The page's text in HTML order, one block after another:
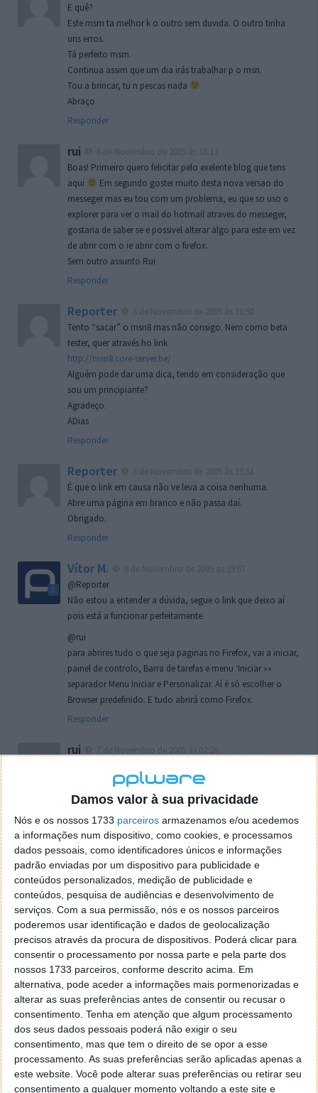
Damos valor à sua privacidade
Nós e os nossos 1733 parceiros armazenamos e/ou acedemos
a informações num dispositivo, como cookies, e processamos
dados pessoais, como identificadores únicos e informações
padrão enviadas por um dispositivo para publicidade e
conteúdos personalizados, medição de publicidade e
conteúdos, pesquisa de audiências e desenvolvimento de
serviços. Com a sua permissão, nós e os nossos parceiros
poderemos usar identificação e dados de geolocalização
precisos através da procura de dispositivos. Poderá clicar para
consentir o processamento por nossa parte e pela parte dos
nossos 1733 parceiros, conforme descrito acima. Em
alternativa, pode aceder a informações mais pormenorizadas e
alterar as suas preferências antes de consentir ou recusar o
consentimento. Tenha em atenção que algum processamento
dos seus dados pessoais poderá não exigir o seu
consentimento, mas que tem o direito de se opor a esse
processamento. As suas preferências serão aplicadas apenas a
este website. Você pode alterar suas preferências ou retirar seu
consentimento a qualquer momento voltando a este site e
E quê?
Este msm ta melhor k o outro sem duvida. O outro tinha
uns erros.
Tá perfeito msm.
Continua assim que um dia irás trabalhar p o msn.
Tou a brincar, tu n pescas nada
Abraço
Responder
rui
Boas! Primeiro quero felicitar pelo exelente blog que tens
aqui
Em segundo gostei muito desta nova versao do
messeger mas eu tou com um problema, eu que so uso o
explorer para ver o mail do hotmail atraves do messeger,
gostaria de saber se e possivel alterar algo para este em vez
de abrir com o ie abrir com o firefox.
Sem outro assunto Rui
Responder
Reporter
Tento “sacar” o msn8 mas não consigo. Nem como beta
tester, quer através ho link
http://msn8.core-server.be/
Alguém pode dar uma dica, tendo em consideração que
sou um principiante?
Agradeço.
ADias
Responder
Reporter
É que o link em causa não ve leva a coisa nenhuma.
Abre uma página em branco e não passa daí.
Obrigado.
Responder
Vítor M.
@Reporter
Não estou a entender a dúvida, segue o link que deixo aí
pois está a funcionar perfeitamente.
@rui
para abrires tudo o que seja paginas no Firefox, vai a iniciar,
painel de controlo, Barra de tarefas e menu ‘Iniciar »»
separador Menu Iniciar e Personalizar. Aí é só escolher o
Browser predefinido. E tudo abrirá como Firefox.
Responder
rui
localizaçao referida n se encontra la nada k me permita por
o firefox como browser predefenido
Ja percorri o painel
tentei apagar o explorer na tentativa de forçar o uso do
firefox mas em vao. Kaso te lembres de outra dica fico
agradecido, caso contrario obrigado a mesma
Responder
Vítor M.
7 de Novembro de 2005 às 01:39
@Reporter
Desculpa mas o link funciona. Seja como for segue por mail
o MSn Messenger 8.
Responder
Vítor M.
@Rui
Tens de encontrar o que te falei. Faz da seguinte maneira,
janela iniciar e no topo dessa janela com o botão direito do
rato faz propriedades. Depois no separador Menu ‘Iniciar’
clica no botão ‘Personalizar’ aí encontrarás no separador